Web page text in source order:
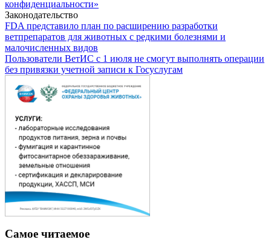
конфиденциальности»
Законодательство
FDA представило план по расширению разработки
ветпрепаратов для животных с редкими болезнями и
малочисленных видов
Пользователи ВетИС с 1 июля не смогут выполнять операции
без привязки учетной записи к Госуслугам
Самое читаемое